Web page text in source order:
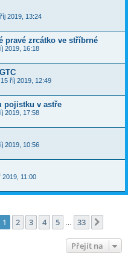
2019, 13:24
pravé zrcátko ve stříbrné
2019, 16:18
15 říj 2019, 12:49
pojistku v astře
2019, 17:58
2019, 10:56
2019, 11:00
z 33
1 2 3 4 5 33
Přejít na